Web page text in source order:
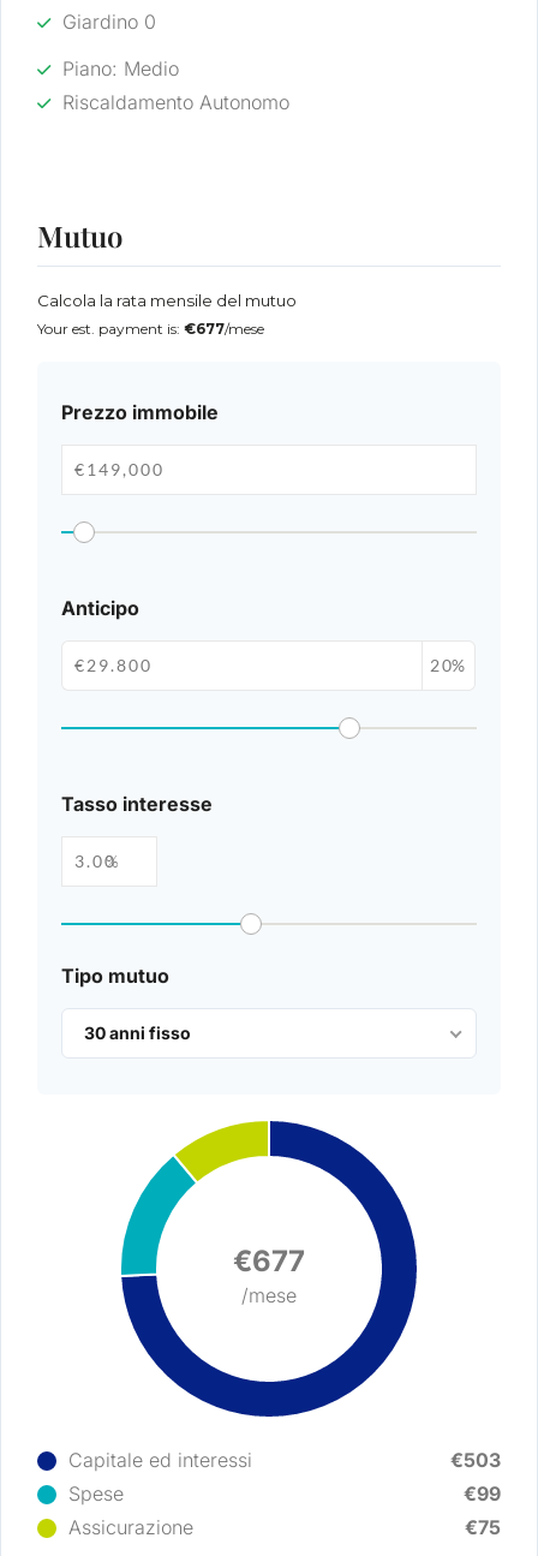
Giardino 0
Piano: Medio
Riscaldamento Autonomo
Mutuo
Calcola la rata mensile del mutuo
Your est. payment is: €677/mese
Prezzo immobile
Anticipo
%
Tasso interesse
%
Tipo mutuo
30 anni fisso
€677
/mese
Capitale ed interessi
€503
Spese
€99
Assicurazione
€75
Log in